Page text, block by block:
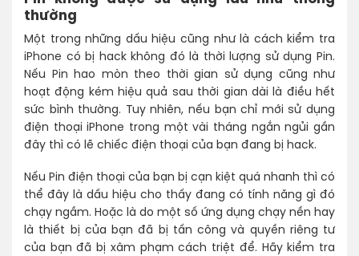
thường
Một trong những dấu hiệu cũng như là cách kiểm tra
iPhone có bị hack không đó là thời lượng sử dụng Pin.
Nếu Pin hao mòn theo thời gian sử dụng cũng như
hoạt động kém hiệu quả sau thời gian dài là điều hết
sức bình thường. Tuy nhiên, nếu bạn chỉ mới sử dụng
điện thoại iPhone trong một vài tháng ngắn ngủi gần
đây thì có lẽ chiếc điện thoại của bạn đang bị hack.
Nếu Pin điện thoại của bạn bị cạn kiệt quá nhanh thì có
thể đây là dấu hiệu cho thấy đang có tính năng gì đó
chạy ngầm. Hoặc là do một số ứng dụng chạy nền hay
là thiết bị của bạn đã bị tấn công và quyền riêng tư
của bạn đã bị xâm phạm cách triệt để. Hãy kiểm tra